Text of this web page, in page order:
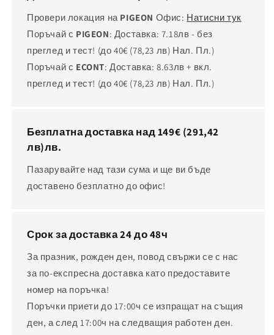
Провери локация на PIGEON Офис: Натисни тук
Поръчай с PIGEON: Доставка: 7.18лв - без
преглед и тест! (до 40€ (78,23 лв) Нал. Пл.)
Поръчай с ECONT: Доставка: 8.63лв + вкл.
преглед и тест! (до 40€ (78,23 лв) Нал. Пл.)
Безплатна доставка над 149€ (291,42
лв)лв.
Пазарувайте над тази сума и ще ви бъде
доставено безплатно до офис!
Срок за доставка 24 до 48ч
За празник, рожден ден, повод свържи се с нас
за по-експресна доставка като предоставите
номер на поръчка!
Поръчки приети до 17:00ч се изпращат на същия
ден, а след 17:00ч на следващия работен ден.